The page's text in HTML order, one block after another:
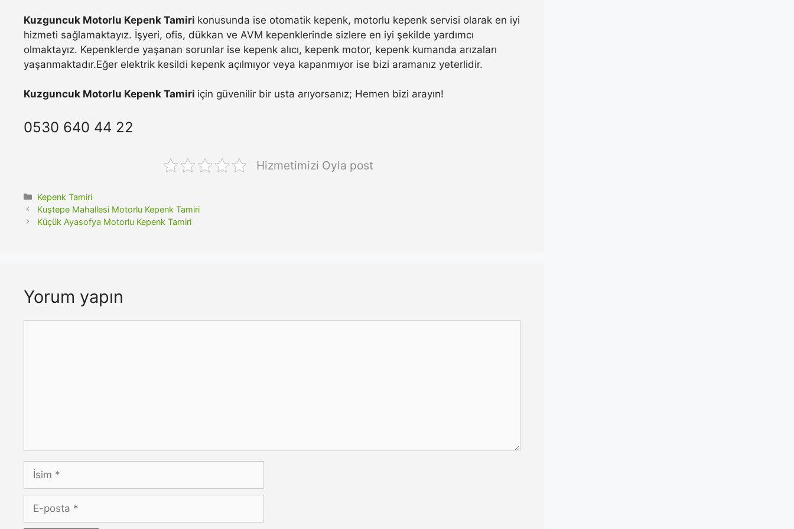
Kuzguncuk Motorlu Kepenk Tamiri konusunda ise otomatik kepenk, motorlu kepenk servisi olarak en iyi
hizmeti sağlamaktayız. İşyeri, ofis, dükkan ve AVM kepenklerinde sizlere en iyi şekilde yardımcı
olmaktayız. Kepenklerde yaşanan sorunlar ise kepenk alıcı, kepenk motor, kepenk kumanda arızaları
yaşanmaktadır.Eğer elektrik kesildi kepenk açılmıyor veya kapanmıyor ise bizi aramanız yeterlidir.
Kuzguncuk Motorlu Kepenk Tamiri için güvenilir bir usta arıyorsanız; Hemen bizi arayın!
0530 640 44 22
Hizmetimizi Oyla post
Kategoriler
Kepenk Tamiri
Kuştepe Mahallesi Motorlu Kepenk Tamiri
Küçük Ayasofya Motorlu Kepenk Tamiri
Yorum yapın
İsim
posta